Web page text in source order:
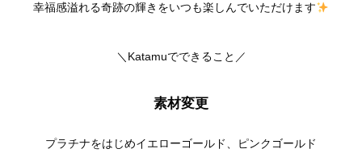
幸福感溢れる奇跡の輝きをいつも楽しんでいただけます
＼ Katamuでできること ／
素材変更
プラチナをはじめイエローゴールド、ピンクゴールド